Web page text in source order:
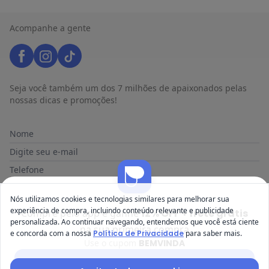
Acompanhe a gente
Seja você também um dos 7 milhões de apaixonados pelas
nossas dicas e promoções!
Nome
Digite seu e-mail
Telefone
Receber novidades
Ao enviar o cadastro, você concorda com a nossa Política de
Privacidade
Compre pelo app e ganhe12% OFF + frete grátis
na sua primeira compra
Nós utilizamos cookies e tecnologias similares para melhorar sua
experiência de compra, incluindo conteúdo relevante e publicidade
personalizada. Ao continuar navegando, entendemos que você está ciente
e concorda com a nossa Política de Privacidade para saber mais.